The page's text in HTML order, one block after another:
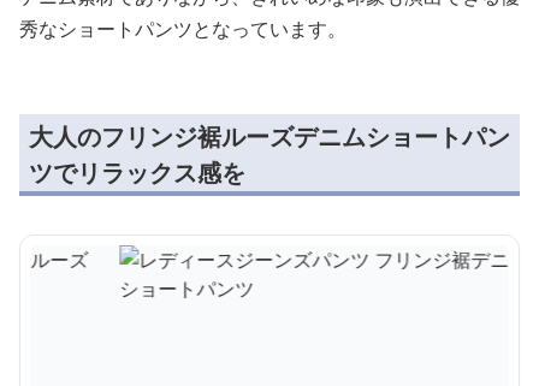
秀なショートパンツとなっています。
大人のフリンジ裾ルーズデニムショートパン
ツでリラックス感を